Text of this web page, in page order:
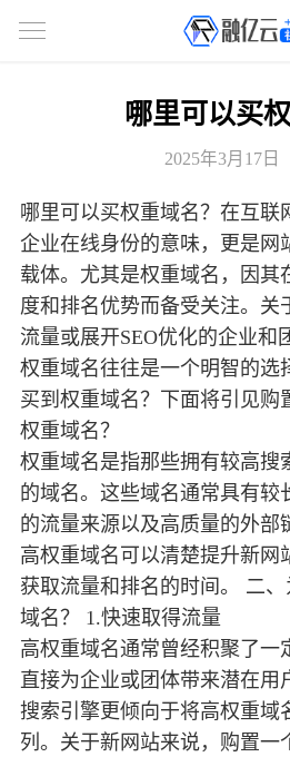
哪里可以买
2025年3月17日
哪里可以买权重域名？在互联
企业在线身份的意味，更是网
载体。尤其是权重域名，因其
度和排名优势而备受关注。关
流量或展开SEO优化的企业和
权重域名往往是一个明智的选
买到权重域名？下面将引见购
权重域名？
权重域名是指那些拥有较高搜
的域名。这些域名通常具有较
的流量来源以及高质量的外部
高权重域名可以清楚提升新网
获取流量和排名的时间。 二
域名？ 1.快速取得流量
高权重域名通常曾经积聚了一
直接为企业或团体带来潜在用
搜索引擎更倾向于将高权重域
列。关于新网站来说，购置一